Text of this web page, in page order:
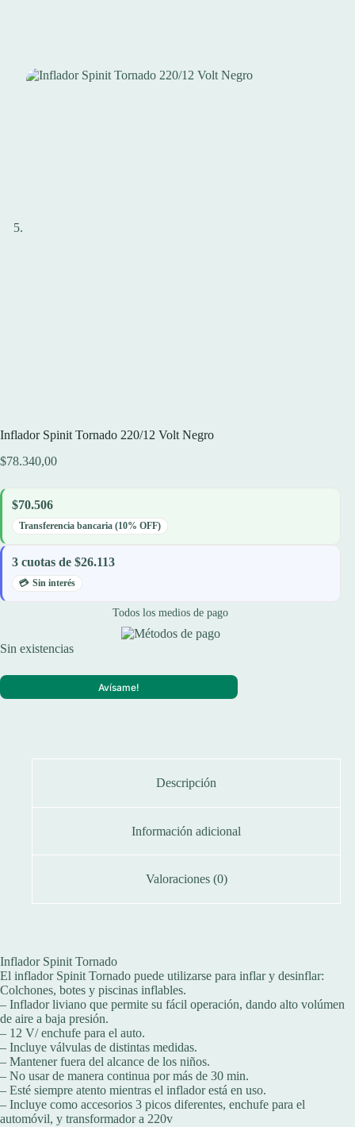
Inflador Spinit Tornado 220/12 Volt Negro
$78.340,00
$70.506
Transferencia bancaria (10% OFF)
3 cuotas de $26.113
Sin interés
Todos los medios de pago
Sin existencias
Avísame!
Descripción
Información adicional
Valoraciones (0)
Inflador Spinit Tornado
El inflador Spinit Tornado puede utilizarse para inflar y desinflar:
Colchones, botes y piscinas inflables.
– Inflador liviano que permite su fácil operación, dando alto volúmen
de aire a baja presión.
– 12 V/ enchufe para el auto.
– Incluye válvulas de distintas medidas.
– Mantener fuera del alcance de los niños.
– No usar de manera continua por más de 30 min.
– Esté siempre atento mientras el inflador está en uso.
– Incluye como accesorios 3 picos diferentes, enchufe para el
automóvil, y transformador a 220v